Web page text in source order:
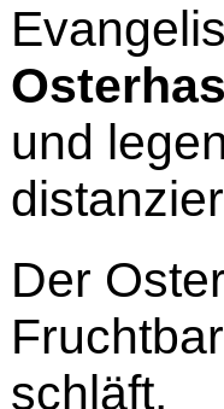
und
Der
schläft.